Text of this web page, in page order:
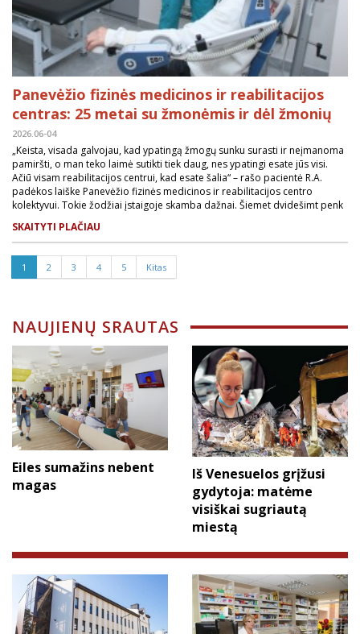
Panevėžio fizinės medicinos ir reabilitacijos
centras: 25 metai su žmonėmis ir dėl žmonių
2026.06-04
„Keista, visada galvojau, kad ypatingą žmogų sunku surasti ir neįmanoma
pamiršti, o man teko laimė sutikti tiek daug, nes ypatingi esate jūs visi.
Ačiū visam reabilitacijos centrui, kad esate šalia“ – rašo pacientė R.A.
padėkos laiške Panevėžio fizinės medicinos ir reabilitacijos centro
kolektyvui. Tokie žodžiai įstaigoje skamba dažnai. Šiemet dvidešimt penk
SKAITYTI PLAČIAU
1 2 3 4 5 Kitas
NAUJIENŲ SRAUTAS
Eiles sumažins nebent
magas
Iš Venesuelos grįžusi
gydytoja: matėme
visiškai sugriautą
miestą